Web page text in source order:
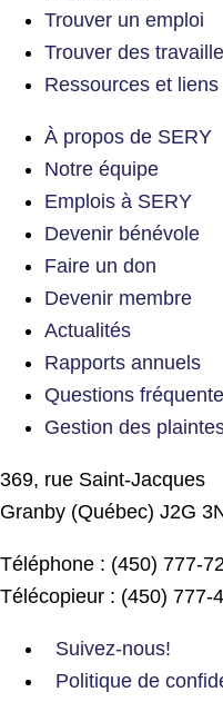
Trouver un emploi
Trouver des
Ressources et liens
À propos de SERY
Notre équipe
Emplois à SERY
Devenir bénévole
Faire un don
Devenir membre
Actualités
Rapports annuels
Questions
Gestion des
369, rue Saint-Jacques
Granby (Québec) J2G
Téléphone : (450) 777-
Télécopieur : (450) 777-
Suivez-nous!
Politique de